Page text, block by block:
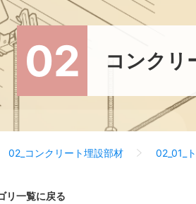
02 コンクリ
02_コンクリート埋設部材 02_01_
リ一覧に戻る